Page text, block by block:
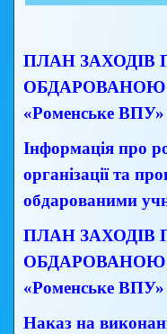
ПЛАН ЗАХОДІВ
«Роменське ВПУ»
Інформація про
організації та
обдарованими
ПЛАН ЗАХОДІВ
«Роменське ВПУ»
Наказ на